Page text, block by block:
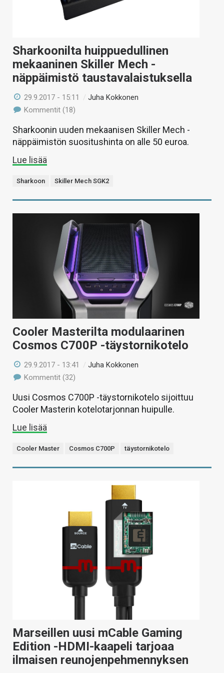
Sharkoonilta huippuedullinen
mekaaninen Skiller Mech -
näppäimistö taustavalaistuksella
29.9.2017 - 15:11 /Juha Kokkonen
Kommentit (18)
Sharkoonin uuden mekaanisen Skiller Mech -
näppäimistön suositushinta on alle 50 euroa.
Lue lisää
Sharkoon Skiller Mech SGK2
Cooler Masterilta modulaarinen
Cosmos C700P -täystornikotelo
29.9.2017 - 13:41 /Juha Kokkonen
Kommentit (32)
Uusi Cosmos C700P -täystornikotelo sijoittuu
Cooler Masterin kotelotarjonnan huipulle.
Lue lisää
Cooler Master Cosmos C700P täystornikotelo
Marseillen uusi mCable Gaming
Edition -HDMI-kaapeli tarjoaa
ilmaisen reunojenpehmennyksen